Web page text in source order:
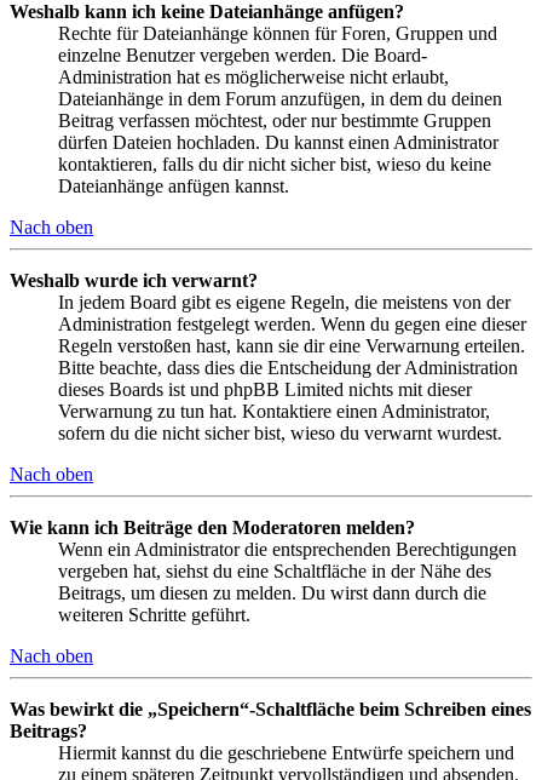
Weshalb kann ich keine Dateianhänge anfügen?
Rechte für Dateianhänge können für Foren, Gruppen und
einzelne Benutzer vergeben werden. Die Board-
Administration hat es möglicherweise nicht erlaubt,
Dateianhänge in dem Forum anzufügen, in dem du deinen
Beitrag verfassen möchtest, oder nur bestimmte Gruppen
dürfen Dateien hochladen. Du kannst einen Administrator
kontaktieren, falls du dir nicht sicher bist, wieso du keine
Dateianhänge anfügen kannst.
Nach oben
Weshalb wurde ich verwarnt?
In jedem Board gibt es eigene Regeln, die meistens von der
Administration festgelegt werden. Wenn du gegen eine dieser
Regeln verstoßen hast, kann sie dir eine Verwarnung erteilen.
Bitte beachte, dass dies die Entscheidung der Administration
dieses Boards ist und phpBB Limited nichts mit dieser
Verwarnung zu tun hat. Kontaktiere einen Administrator,
sofern du die nicht sicher bist, wieso du verwarnt wurdest.
Nach oben
Wie kann ich Beiträge den Moderatoren melden?
Wenn ein Administrator die entsprechenden Berechtigungen
vergeben hat, siehst du eine Schaltfläche in der Nähe des
Beitrags, um diesen zu melden. Du wirst dann durch die
weiteren Schritte geführt.
Nach oben
Was bewirkt die „Speichern“-Schaltfläche beim Schreiben eines
Beitrags?
Hiermit kannst du die geschriebene Entwürfe speichern und
zu einem späteren Zeitpunkt vervollständigen und absenden.